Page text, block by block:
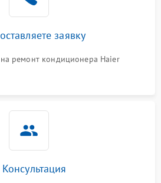
заявку
на ремонт кондиционера Haier